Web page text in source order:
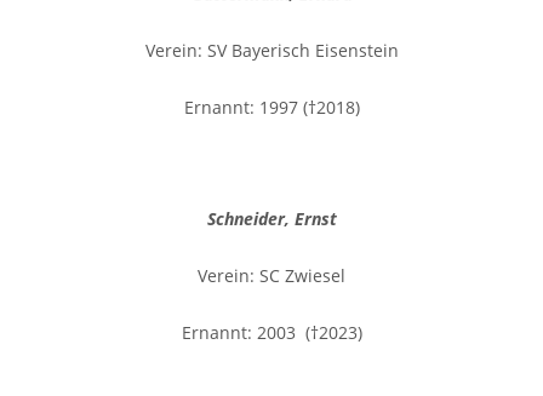
Verein: SV Bayerisch Eisenstein
Ernannt: 1997 (†2018)
Schneider, Ernst
Verein: SC Zwiesel
Ernannt: 2003 (†2023)